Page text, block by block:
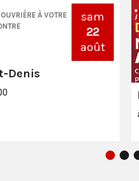
À VOTRE
sam
22
août
Denis